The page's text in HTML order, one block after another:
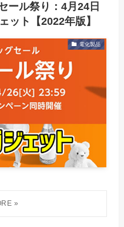
ール祭り：4月24日
ット【2022年版】
電化製品